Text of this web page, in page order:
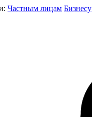
Частным лицам Бизнесу